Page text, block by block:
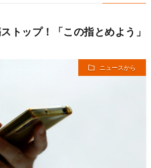
トップ！「この指とめよう」
ニュースから